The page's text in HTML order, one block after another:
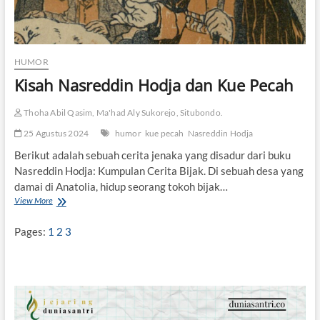
HUMOR
Kisah Nasreddin Hodja dan Kue Pecah
Thoha Abil Qasim, Ma'had Aly Sukorejo, Situbondo.
25 Agustus 2024
humor kue pecah Nasreddin Hodja
Berikut adalah sebuah cerita jenaka yang disadur dari buku
Nasreddin Hodja: Kumpulan Cerita Bijak. Di sebuah desa yang
damai di Anatolia, hidup seorang tokoh bijak…
View MoreK
a
r
e
Pages: 1 2 3